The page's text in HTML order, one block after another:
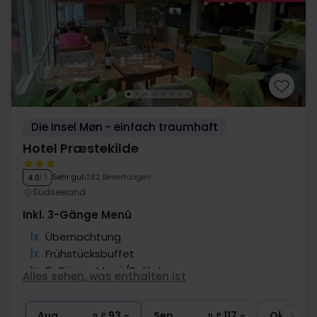
Die Insel Møn - einfach traumhaft
Hotel Præstekilde
4.0/ 5 Sehr gut 282 Bewertungen
Südseeland
Inkl. 3-Gänge Menü
1x Übernachtung
1x Frühstücksbuffet
1x 3-Gänge Menü/Buffet
∞ Gratis Parken und Internet
Alles sehen, was enthalten ist